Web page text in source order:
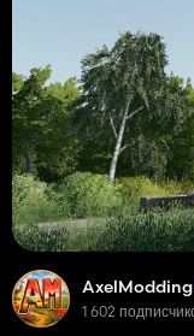
AxelModding
1 602